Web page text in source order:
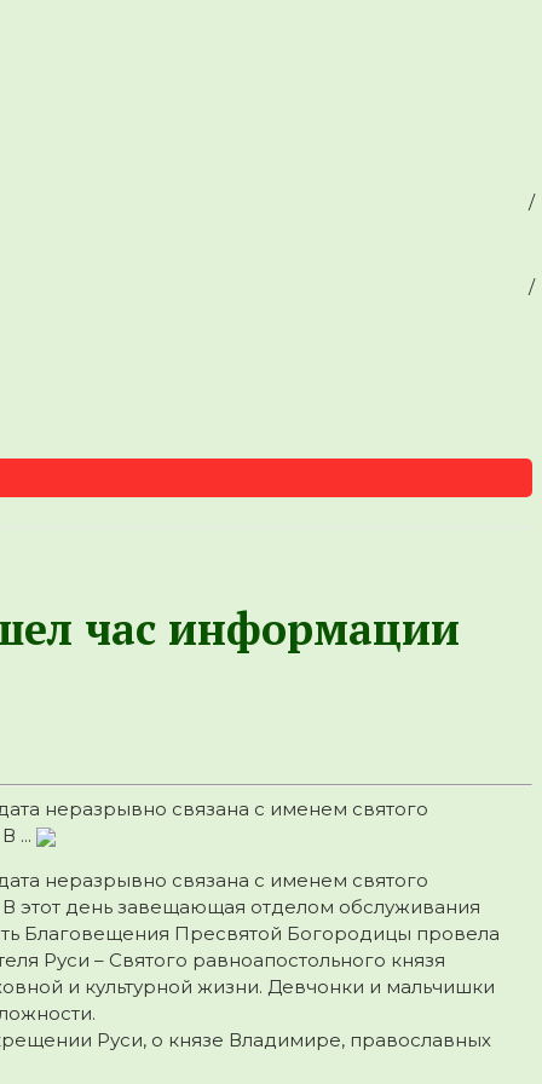
час информации
неразрывно связана с именем святого
...
неразрывно связана с именем святого
этот день завещающая отделом обслуживания
Благовещения Пресвятой Богородицы провела
Руси – Святого равноапостольного князя
и культурной жизни. Девчонки и мальчишки
Руси, о князе Владимире, православных